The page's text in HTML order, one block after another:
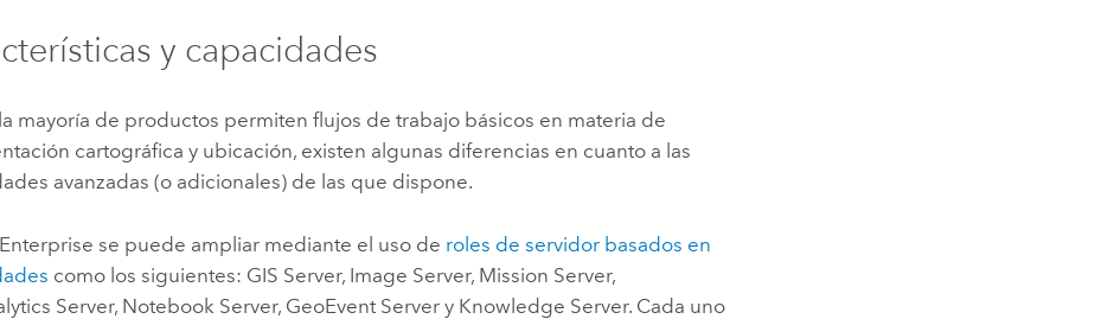
y capacidades
mayoría de productos permiten flujos de trabajo básicos en materia de
cartográfica y ubicación, existen algunas diferencias en cuanto a las
avanzadas (o adicionales) de las que dispone.
se puede ampliar mediante el uso de roles de servidor basados en
como los siguientes: GIS Server, Image Server, Mission Server,
Server, Notebook Server, GeoEvent Server y Knowledge Server. Cada uno